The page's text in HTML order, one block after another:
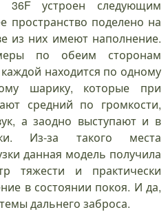
устроен следующим
пространство поделено на
из них имеют наполнение.
по обеим сторонам
находится по одному
шарику, которые при
средний по громкости,
а заодно выступают и в
Из-за такого места
данная модель получила
тяжести и практически
в состоянии покоя. И да,
дальнего заброса.